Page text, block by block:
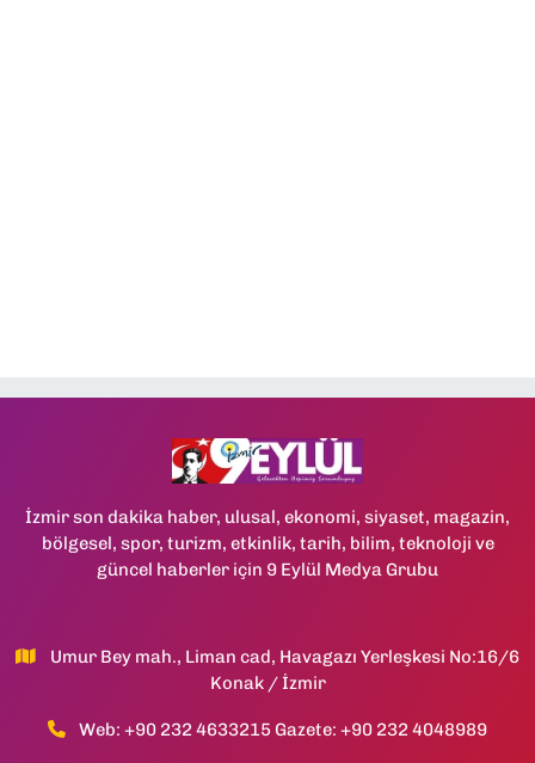
İzmir son dakika haber, ulusal, ekonomi, siyaset, magazin,
bölgesel, spor, turizm, etkinlik, tarih, bilim, teknoloji ve
güncel haberler için 9 Eylül Medya Grubu
Umur Bey mah., Liman cad, Havagazı Yerleşkesi No:16/6
Konak / İzmir
Web: +90 232 4633215 Gazete: +90 232 4048989